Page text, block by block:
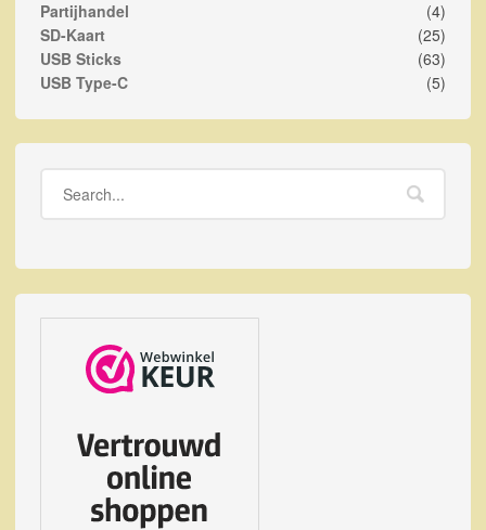
Partijhandel
(4)
SD-Kaart
(25)
USB Sticks
(63)
USB Type-C
(5)